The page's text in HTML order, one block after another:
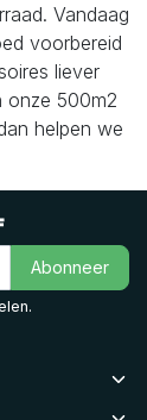
Vandaag
voorbereid
liever
onze 500m2
helpen we
Abonneer